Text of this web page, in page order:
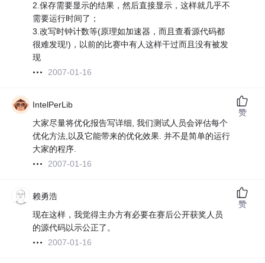
2.保存需要显示的结果，然后直接显示，这样就几乎不
需要运行时间了；
3.改写时钟计数等(原理如加速器，而且查看源代码都
很难发现!)，以前的比赛中有人这样干过而且没有被发
现
2007-01-16
IntelPerLib
大家尽量将优化报告写详细, 我们测试人员会评估每个
优化方法,以及它能带来的优化效果. 并不是简单的运行
大家的程序.
2007-01-16
赞
赖勇浩
现在这样，我觉得主办方有必要在赛后公开获奖人员
的源代码以示公正了。
2007-01-16
赞